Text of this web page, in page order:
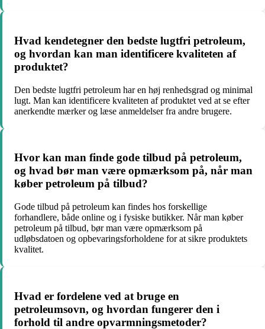
Hvad kendetegner den bedste lugtfri petroleum,
og hvordan kan man identificere kvaliteten af
produktet?
Den bedste lugtfri petroleum har en høj renhedsgrad og minimal
lugt. Man kan identificere kvaliteten af produktet ved at se efter
anerkendte mærker og læse anmeldelser fra andre brugere.
Hvor kan man finde gode tilbud på petroleum,
og hvad bør man være opmærksom på, når man
køber petroleum på tilbud?
Gode tilbud på petroleum kan findes hos forskellige
forhandlere, både online og i fysiske butikker. Når man køber
petroleum på tilbud, bør man være opmærksom på
udløbsdatoen og opbevaringsforholdene for at sikre produktets
kvalitet.
Hvad er fordelene ved at bruge en
petroleumsovn, og hvordan fungerer den i
forhold til andre opvarmningsmetoder?